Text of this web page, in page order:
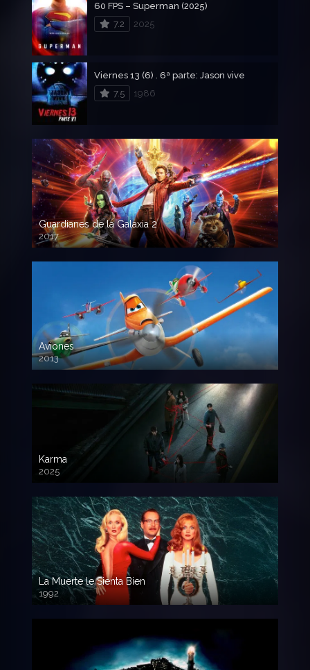
60 FPS – Superman (2025)
7.2
2025
Viernes 13 (6) . 6ª parte: Jason vive
7.5
1986
Guardianes de la Galaxia 2
2017
720p HD
Aviones
2013
720 HD
Karma
2025
La Muerte le Sienta Bien
1992
720p HD